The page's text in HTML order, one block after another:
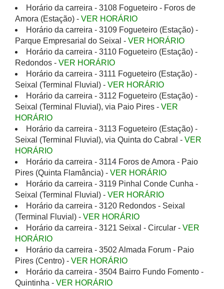
Horário da carreira - 3108 Fogueteiro - Foros de
Amora (Estação) - VER HORÁRIO
Horário da carreira - 3109 Fogueteiro (Estação) -
Parque Empresarial do Seixal - VER HORÁRIO
Horário da carreira - 3110 Fogueteiro (Estação) -
Redondos - VER HORÁRIO
Horário da carreira - 3111 Fogueteiro (Estação) -
Seixal (Terminal Fluvial) - VER HORÁRIO
Horário da carreira - 3112 Fogueteiro (Estação) -
Seixal (Terminal Fluvial), via Paio Pires - VER
HORÁRIO
Horário da carreira - 3113 Fogueteiro (Estação) -
Seixal (Terminal Fluvial), via Quinta do Cabral - VER
HORÁRIO
Horário da carreira - 3114 Foros de Amora - Paio
Pires (Quinta Flamância) - VER HORÁRIO
Horário da carreira - 3119 Pinhal Conde Cunha -
Seixal (Terminal Fluvial) - VER HORÁRIO
Horário da carreira - 3120 Redondos - Seixal
(Terminal Fluvial) - VER HORÁRIO
Horário da carreira - 3121 Seixal - Circular - VER
HORÁRIO
Horário da carreira - 3502 Almada Forum - Paio
Pires (Centro) - VER HORÁRIO
Horário da carreira - 3504 Bairro Fundo Fomento -
Quintinha - VER HORÁRIO